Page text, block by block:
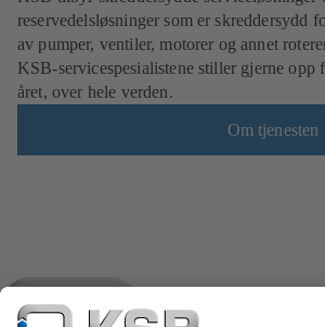
reservedelsløsninger som er skreddersydd
av pumper, ventiler, motorer og annet
KSB-servicespesialistene stiller gjerne opp
året, over hele verden.
Om tjenesten